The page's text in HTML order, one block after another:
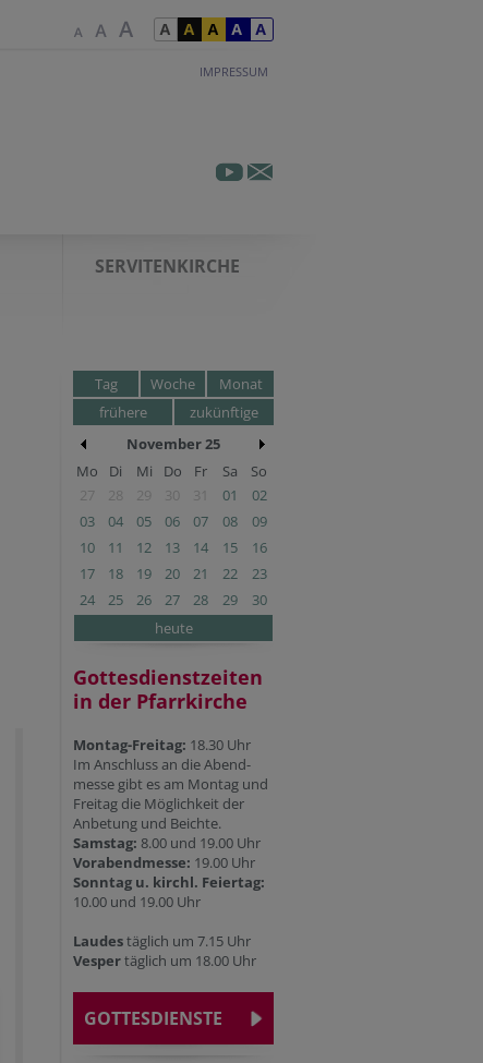
IMPRESSUM
SERVITENKIRCHE
Tag Woche
Monat
frühere
zukünftige
November 25
Mo
Di Mi Do Fr Sa
So
27
28 29 30 31 01
02
03
04 05 06 07 08
09
10
11 12 13 14 15
16
17
18 19 20 21 22
23
24
25 26 27 28 29
30
heute
Gottesdienstzeiten
in der Pfarrkirche
Montag-Freitag: 18.30 Uhr
Im Anschluss an die Abend-
messe gibt es am Montag und
Freitag die Möglichkeit der
Anbetung und Beichte.
Samstag: 8.00 und 19.00 Uhr
Vorabendmesse: 19.00 Uhr
Sonntag u. kirchl. Feiertag:
10.00 und 19.00 Uhr
Laudestäglich um 7.15 Uhr
Vespertäglich um 18.00 Uhr
GOTTESDIENSTE